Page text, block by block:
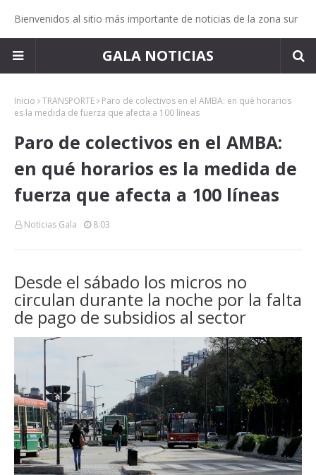
Bienvenidos al sitio más importante de noticias de la zona sur
GALA NOTICIAS
Inicio TRANSPORTE
Paro de colectivos en el AMBA: en qué horarios
es la medida de fuerza que afecta a 100 líneas
Paro de colectivos en el AMBA:
en qué horarios es la medida de
fuerza que afecta a 100 líneas
Noticias Gala 8:03
Desde el sábado los micros no
circulan durante la noche por la falta
de pago de subsidios al sector